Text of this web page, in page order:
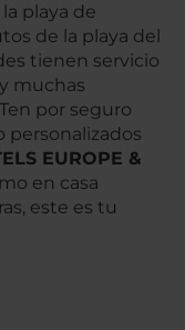
playa de
de la playa del
tienen servicio
muchas
por seguro
personalizados
EUROPE &
en casa
este es tu